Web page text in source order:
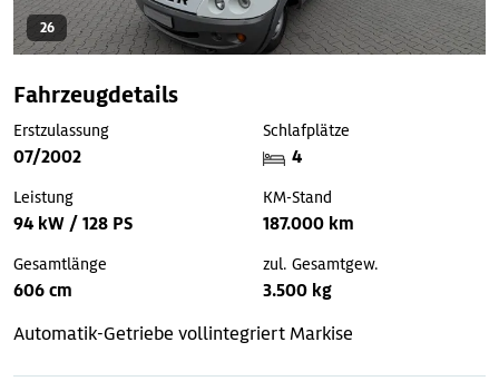
26
Fahrzeugdetails
Erstzulassung
07/2002
Schlafplätze
4
Leistung
94 kW / 128 PS
KM-Stand
187.000 km
Gesamtlänge
606 cm
zul. Gesamtgew.
3.500 kg
Automatik-Getriebe vollintegriertMarkise